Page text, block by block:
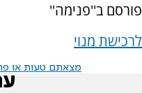
פורסם ב''פנימה''
לרכישת מנוי
מצאתם טעות או